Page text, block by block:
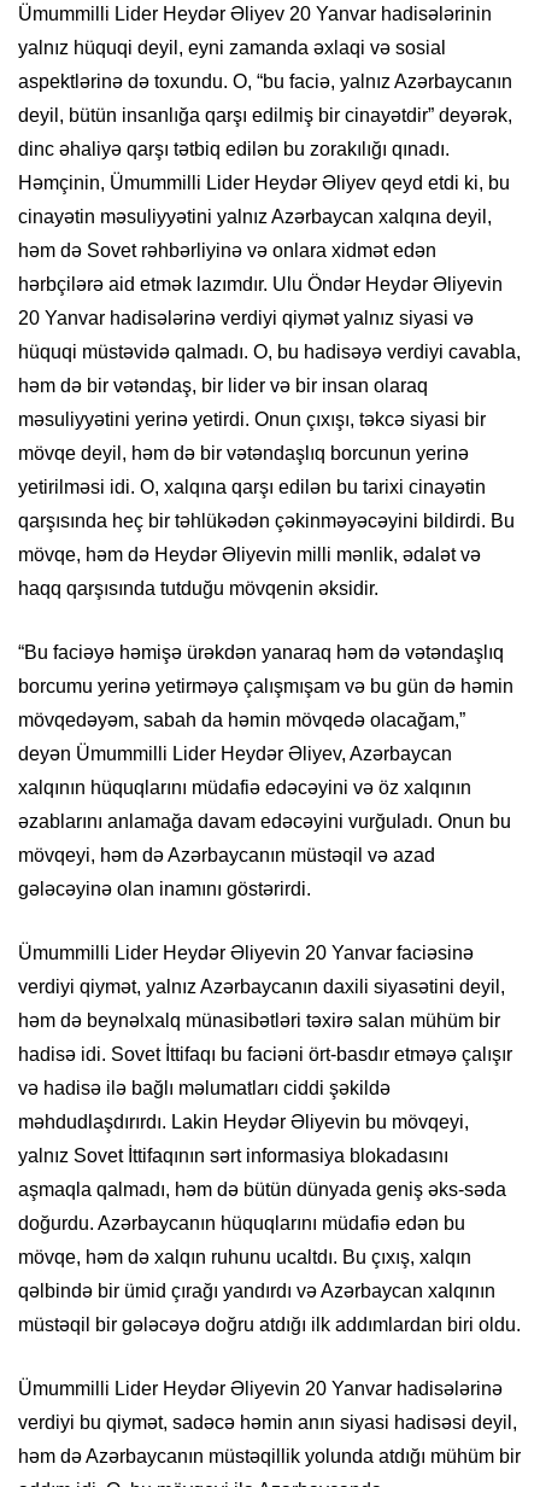
Ümummilli Lider Heydər Əliyev 20 Yanvar hadisələrinin
yalnız hüquqi deyil, eyni zamanda əxlaqi və sosial
aspektlərinə də toxundu. O, “bu faciə, yalnız Azərbaycanın
deyil, bütün insanlığa qarşı edilmiş bir cinayətdir” deyərək,
dinc əhaliyə qarşı tətbiq edilən bu zorakılığı qınadı.
Həmçinin, Ümummilli Lider Heydər Əliyev qeyd etdi ki, bu
cinayətin məsuliyyətini yalnız Azərbaycan xalqına deyil,
həm də Sovet rəhbərliyinə və onlara xidmət edən
hərbçilərə aid etmək lazımdır. Ulu Öndər Heydər Əliyevin
20 Yanvar hadisələrinə verdiyi qiymət yalnız siyasi və
hüquqi müstəvidə qalmadı. O, bu hadisəyə verdiyi cavabla,
həm də bir vətəndaş, bir lider və bir insan olaraq
məsuliyyətini yerinə yetirdi. Onun çıxışı, təkcə siyasi bir
mövqe deyil, həm də bir vətəndaşlıq borcunun yerinə
yetirilməsi idi. O, xalqına qarşı edilən bu tarixi cinayətin
qarşısında heç bir təhlükədən çəkinməyəcəyini bildirdi. Bu
mövqe, həm də Heydər Əliyevin milli mənlik, ədalət və
haqq qarşısında tutduğu mövqenin əksidir.
“Bu faciəyə həmişə ürəkdən yanaraq həm də vətəndaşlıq
borcumu yerinə yetirməyə çalışmışam və bu gün də həmin
mövqedəyəm, sabah da həmin mövqedə olacağam,”
deyən Ümummilli Lider Heydər Əliyev, Azərbaycan
xalqının hüquqlarını müdafiə edəcəyini və öz xalqının
əzablarını anlamağa davam edəcəyini vurğuladı. Onun bu
mövqeyi, həm də Azərbaycanın müstəqil və azad
gələcəyinə olan inamını göstərirdi.
Ümummilli Lider Heydər Əliyevin 20 Yanvar faciəsinə
verdiyi qiymət, yalnız Azərbaycanın daxili siyasətini deyil,
həm də beynəlxalq münasibətləri təxirə salan mühüm bir
hadisə idi. Sovet İttifaqı bu faciəni ört-basdır etməyə çalışır
və hadisə ilə bağlı məlumatları ciddi şəkildə
məhdudlaşdırırdı. Lakin Heydər Əliyevin bu mövqeyi,
yalnız Sovet İttifaqının sərt informasiya blokadasını
aşmaqla qalmadı, həm də bütün dünyada geniş əks-səda
doğurdu. Azərbaycanın hüquqlarını müdafiə edən bu
mövqe, həm də xalqın ruhunu ucaltdı. Bu çıxış, xalqın
qəlbində bir ümid çırağı yandırdı və Azərbaycan xalqının
müstəqil bir gələcəyə doğru atdığı ilk addımlardan biri oldu.
Ümummilli Lider Heydər Əliyevin 20 Yanvar hadisələrinə
verdiyi bu qiymət, sadəcə həmin anın siyasi hadisəsi deyil,
həm də Azərbaycanın müstəqillik yolunda atdığı mühüm bir